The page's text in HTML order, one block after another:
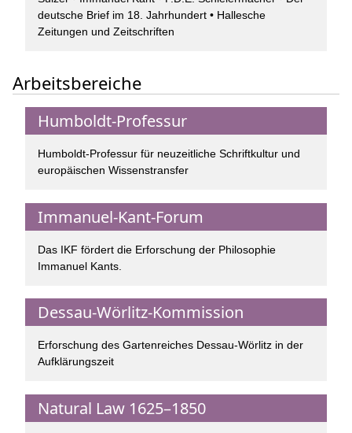
deutsche Brief im 18. Jahrhundert • Hallesche
Zeitungen und Zeitschriften
Arbeitsbereiche
Humboldt-Professur
Humboldt-Professur für neuzeitliche Schriftkultur und
europäischen Wissenstransfer
Immanuel-Kant-Forum
Das IKF fördert die Erforschung der Philosophie
Immanuel Kants.
Dessau-Wörlitz-Kommission
Erforschung des Gartenreiches Dessau-Wörlitz in der
Aufklärungszeit
Natural Law 1625–1850